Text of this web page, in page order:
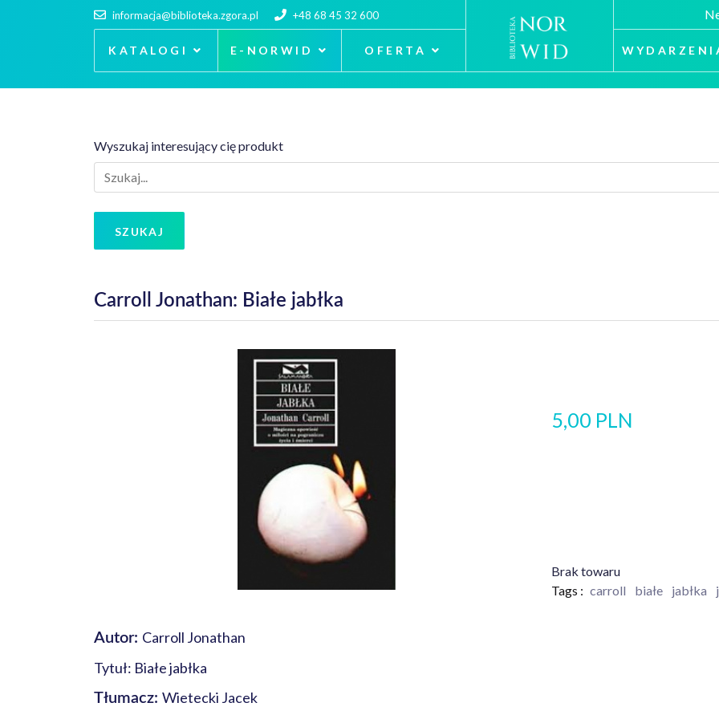
informacja@biblioteka.zgora.pl +48 68 45 32 600
KATALOGI E-NORWID OFERTA
Wyszukaj interesujący cię produkt
SZUKAJ
Carroll Jonathan: Białe jabłka
5,00 PLN
Brak towaru
Tags : carroll białe jabłka
Autor: Carroll Jonathan
Tytuł: Białe jabłka
Tłumacz: Wietecki Jacek